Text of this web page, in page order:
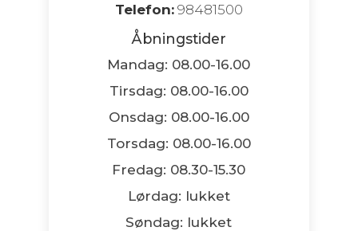
Telefon:98481500
Åbningstider
Mandag: 08.00-16.00
Tirsdag: 08.00-16.00
Onsdag: 08.00-16.00
Torsdag: 08.00-16.00
Fredag: 08.30-15.30
Lørdag: lukket
Søndag: lukket